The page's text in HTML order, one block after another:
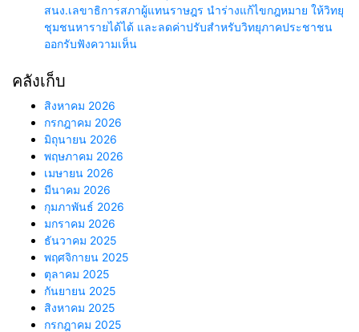
สนง.เลขาธิการสภาผู้แทนราษฎร นำร่างแก้ไขกฎหมาย ให้วิทยุ
ชุมชนหารายได้ได้ และลดค่าปรับสำหรับวิทยุภาคประชาชน
ออกรับฟังความเห็น
คลังเก็บ
สิงหาคม 2026
กรกฎาคม 2026
มิถุนายน 2026
พฤษภาคม 2026
เมษายน 2026
มีนาคม 2026
กุมภาพันธ์ 2026
มกราคม 2026
ธันวาคม 2025
พฤศจิกายน 2025
ตุลาคม 2025
กันยายน 2025
สิงหาคม 2025
กรกฎาคม 2025